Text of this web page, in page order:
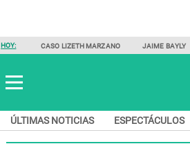
HOY: CASO LIZETH MARZANO JAIME BAYLY
ÚLTIMAS NOTICIAS ESPECTÁCULOS